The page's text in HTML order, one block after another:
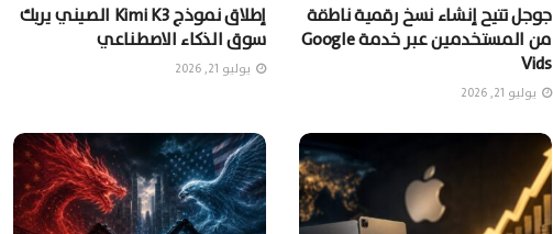
جوجل تتيح إنشاء نسخ رقمية ناطقة
من المستخدمين عبر خدمة Google
Vids
يوليو 21, 2026
إطلاق نموذج Kimi K3 الصيني يربك
سوق الذكاء الاصطناعي
يوليو 21, 2026